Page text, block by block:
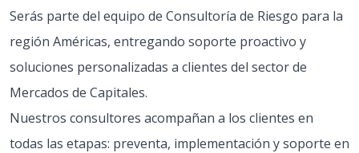
Serás parte del equipo de Consultoría de Riesgo para la
región Américas, entregando soporte proactivo y
soluciones personalizadas a clientes del sector de
Mercados de Capitales.
Nuestros consultores acompañan a los clientes en
todas las etapas: preventa, implementación y soporte en